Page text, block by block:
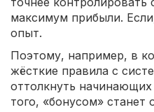
максимум прибыли.
опыт.
Поэтому, например, в
жёсткие правила с
оттолкнуть
того, «бонусом»